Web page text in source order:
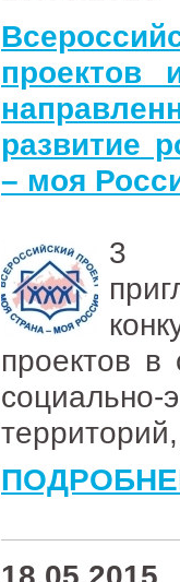
проектов
развитие
– моя
3
проектов